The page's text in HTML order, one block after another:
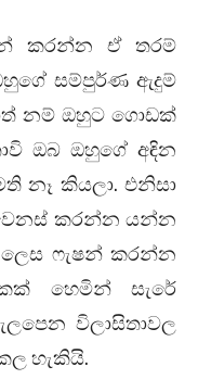
කරන්න ඒ තරම්
සම්පුර්ණ ඇදුම්
නම් ඔහුට ගොඩක්
ඔබ ඔහුගේ අඳින
නෑ කියලා. එනිසා
කරන්න යන්න
ෆැෂන් කරන්න
හෙමින් සැරේ
විලාසිතාවල
හැකියි.